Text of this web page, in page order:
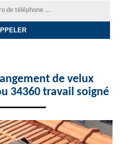
de velux
34360 travail soigné